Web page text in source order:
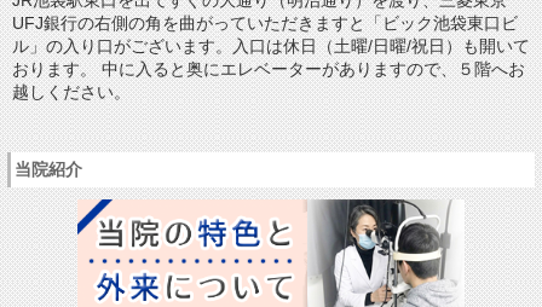
UFJ銀行の右側の角を曲がっていただきますと「ビック池袋東口ビ
ル」の入り口がございます。入口は休日（土曜/日曜/祝日）も開いて
おります。 中に入ると奥にエレベーターがありますので、５階へお
越しください。
当院紹介